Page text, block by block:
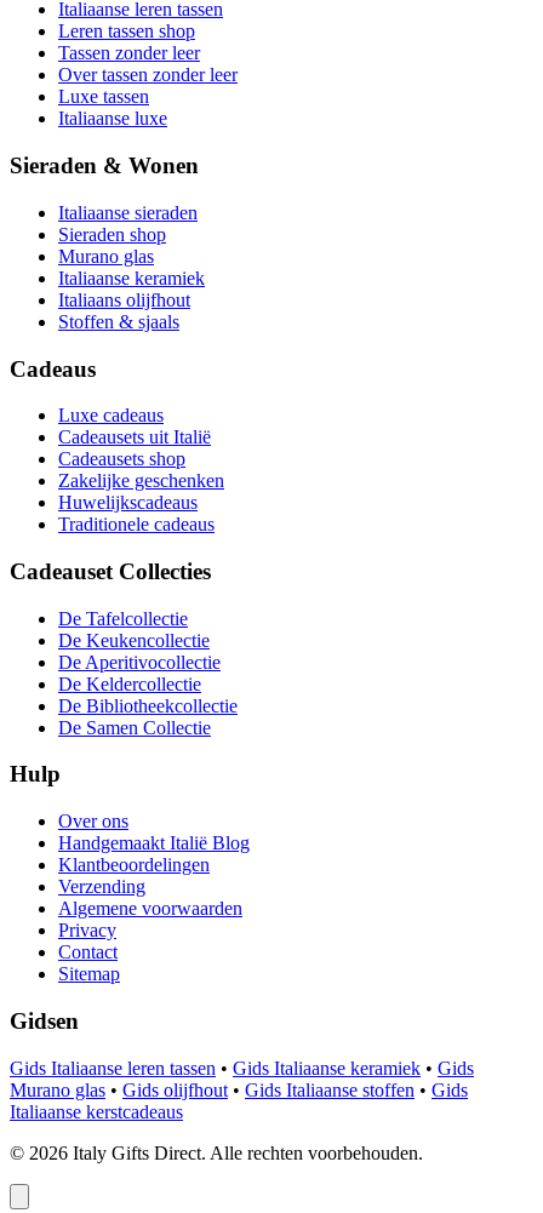
Italiaanse leren tassen
Leren tassen shop
Tassen zonder leer
Over tassen zonder leer
Luxe tassen
Italiaanse luxe
Sieraden & Wonen
Italiaanse sieraden
Sieraden shop
Murano glas
Italiaanse keramiek
Italiaans olijfhout
Stoffen & sjaals
Cadeaus
Luxe cadeaus
Cadeausets uit Italië
Cadeausets shop
Zakelijke geschenken
Huwelijkscadeaus
Traditionele cadeaus
Cadeauset Collecties
De Tafelcollectie
De Keukencollectie
De Aperitivocollectie
De Keldercollectie
De Bibliotheekcollectie
De Samen Collectie
Hulp
Over ons
Handgemaakt Italië Blog
Klantbeoordelingen
Verzending
Algemene voorwaarden
Privacy
Contact
Sitemap
Gidsen
Gids Italiaanse leren tassen • Gids Italiaanse keramiek • Gids
Murano glas • Gids olijfhout • Gids Italiaanse stoffen • Gids
Italiaanse kerstcadeaus
© 2026 Italy Gifts Direct. Alle rechten voorbehouden.